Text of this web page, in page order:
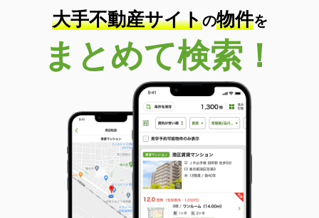
間取り
3LDK
千葉県千葉市中央区東千葉２
価 格
2,090万円
千葉県千葉市中央区東千葉２
75.11m²
間取り
3LDK
千葉県千葉市中央区東千葉２
価 格
2,090万円
住 所
千葉県千葉市中央区東千葉２
専有面積 75.11m²
大手不動産サイトの物件を
まとめて検索！